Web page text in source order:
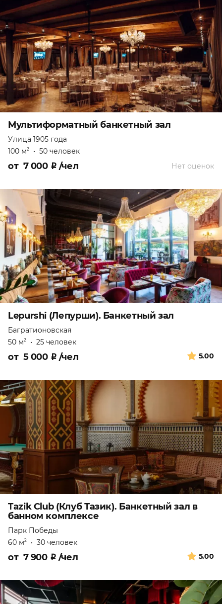
Мультиформатный банкетный зал
Улица 1905 года
100 м2 • 50 человек
Нет оценок
от 7 000 ₽ /чел
Lepurshi (Лепурши). Банкетный зал
Багратионовская
50 м2 • 25 человек
5.00
от 5 000 ₽ /чел
Tazik Club (Клуб Тазик). Банкетный зал в
банном комплексе
Парк Победы
60 м2 • 30 человек
5.00
от 7 900 ₽ /чел